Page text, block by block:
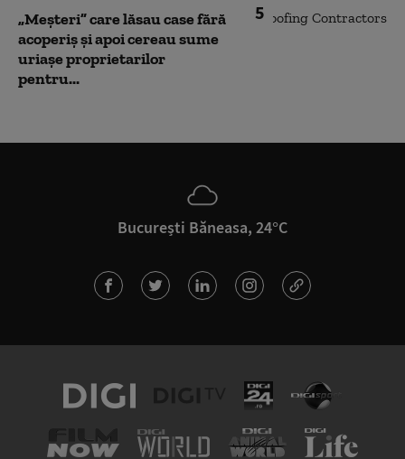
5
„Meșteri” care lăsau case fără
acoperiș și apoi cereau sume
uriașe proprietarilor
pentru...
București Băneasa, 24°C